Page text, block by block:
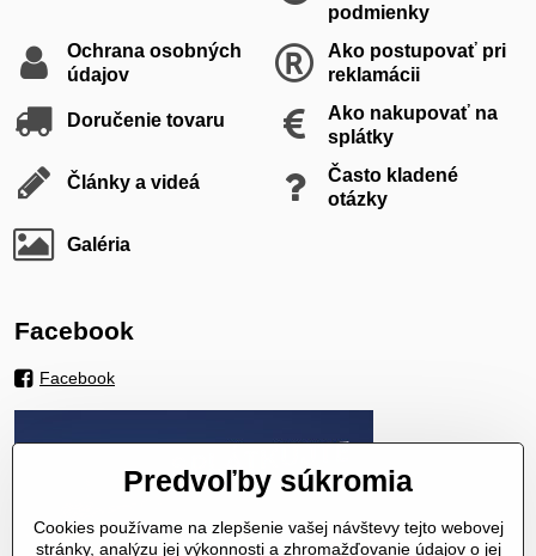
podmienky
Ochrana osobných
údajov
Ako postupovať pri
reklamácii
Doručenie tovaru
Ako nakupovať na
splátky
Články a videá
Často kladené
otázky
Galéria
Facebook
Facebook
Predvoľby súkromia
Cookies používame na zlepšenie vašej návštevy tejto webovej
stránky, analýzu jej výkonnosti a zhromažďovanie údajov o jej